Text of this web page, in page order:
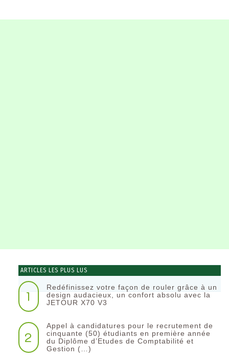
ARTICLES LES PLUS LUS
1
Redéfinissez votre façon de rouler grâce à un
design audacieux, un confort absolu avec la
JETOUR X70 V3
2
Appel à candidatures pour le recrutement de
cinquante (50) étudiants en première année
du Diplôme d’Etudes de Comptabilité et
Gestion (…)